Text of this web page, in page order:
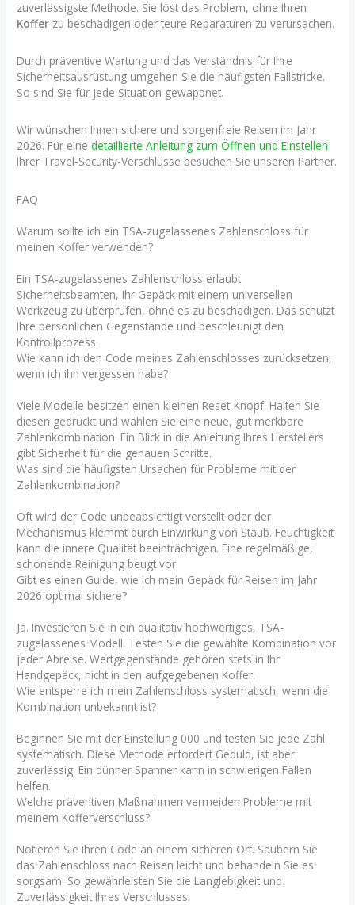
zuverlässigste Methode. Sie löst das Problem, ohne Ihren
Koffer zu beschädigen oder teure Reparaturen zu verursachen.
Durch präventive Wartung und das Verständnis für Ihre
Sicherheitsausrüstung umgehen Sie die häufigsten Fallstricke.
So sind Sie für jede Situation gewappnet.
Wir wünschen Ihnen sichere und sorgenfreie Reisen im Jahr
2026. Für einedetaillierte Anleitung zum Öffnen und Einstellen
Ihrer Travel-Security-Verschlüsse besuchen Sie unseren Partner.
FAQ
Warum sollte ich ein TSA-zugelassenes Zahlenschloss für
meinen Koffer verwenden?
Ein TSA-zugelassenes Zahlenschloss erlaubt
Sicherheitsbeamten, Ihr Gepäck mit einem universellen
Werkzeug zu überprüfen, ohne es zu beschädigen. Das schützt
Ihre persönlichen Gegenstände und beschleunigt den
Kontrollprozess.
Wie kann ich den Code meines Zahlenschlosses zurücksetzen,
wenn ich ihn vergessen habe?
Viele Modelle besitzen einen kleinen Reset-Knopf. Halten Sie
diesen gedrückt und wählen Sie eine neue, gut merkbare
Zahlenkombination. Ein Blick in die Anleitung Ihres Herstellers
gibt Sicherheit für die genauen Schritte.
Was sind die häufigsten Ursachen für Probleme mit der
Zahlenkombination?
Oft wird der Code unbeabsichtigt verstellt oder der
Mechanismus klemmt durch Einwirkung von Staub. Feuchtigkeit
kann die innere Qualität beeinträchtigen. Eine regelmäßige,
schonende Reinigung beugt vor.
Gibt es einen Guide, wie ich mein Gepäck für Reisen im Jahr
2026 optimal sichere?
Ja. Investieren Sie in ein qualitativ hochwertiges, TSA-
zugelassenes Modell. Testen Sie die gewählte Kombination vor
jeder Abreise. Wertgegenstände gehören stets in Ihr
Handgepäck, nicht in den aufgegebenen Koffer.
Wie entsperre ich mein Zahlenschloss systematisch, wenn die
Kombination unbekannt ist?
Beginnen Sie mit der Einstellung 000 und testen Sie jede Zahl
systematisch. Diese Methode erfordert Geduld, ist aber
zuverlässig. Ein dünner Spanner kann in schwierigen Fällen
helfen.
Welche präventiven Maßnahmen vermeiden Probleme mit
meinem Kofferverschluss?
Notieren Sie Ihren Code an einem sicheren Ort. Säubern Sie
das Zahlenschloss nach Reisen leicht und behandeln Sie es
sorgsam. So gewährleisten Sie die Langlebigkeit und
Zuverlässigkeit Ihres Verschlusses.